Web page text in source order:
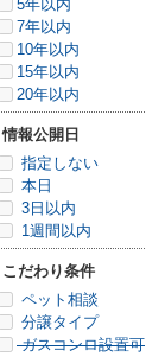
5年以内
7年以内
10年以内
15年以内
20年以内
情報公開日
指定しない
本日
3日以内
1週間以内
こだわり条件
ペット相談
分譲タイプ
ガスコンロ設置可